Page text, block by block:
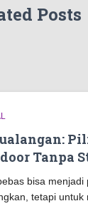
Posts
Tanpa
bisa menjadi
tetapi untuk